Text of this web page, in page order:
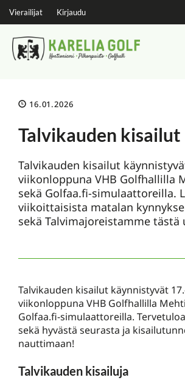
Vierailijat Kirjaudu
16.01.2026
Talvikauden
Talvikauden kisailut
viikonloppuna VHB Golfhallilla
sekä Golfaa.fi-simulaattoreilla.
viikoittaisista matalan
sekä Talvimajoreistamme tästä
Talvikauden kisailut käynnistyvät
viikonloppuna VHB Golfhallilla
Golfaa.fi-simulaattoreilla.
sekä hyvästä seurasta ja
nauttimaan!
Talvikauden kisailuja